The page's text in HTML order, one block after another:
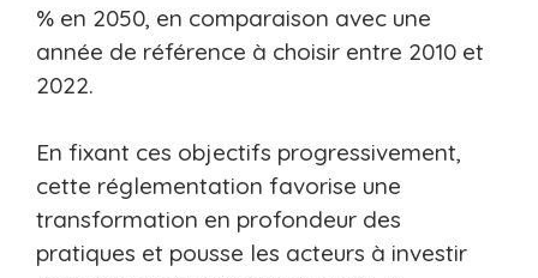
% en 2050, en comparaison avec une
année de référence à choisir entre 2010 et
2022.
En fixant ces objectifs progressivement,
cette réglementation favorise une
transformation en profondeur des
pratiques et pousse les acteurs à investir